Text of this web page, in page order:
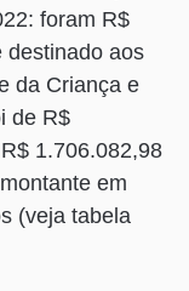
foram R$
destinado aos
da Criança e
de R$
1.706.082,98
em
(veja tabela